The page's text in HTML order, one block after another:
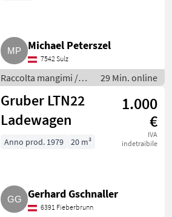
Michael Peterszel
7542 Sulz
Raccolta mangimi /
Giroandanatore
29 Min. online
Gruber LTN22
Ladewagen
1.000
€
IVA
indetraibile
Anno prod. 1979 20 m³
Gerhard Gschnaller
6391 Fieberbrunn